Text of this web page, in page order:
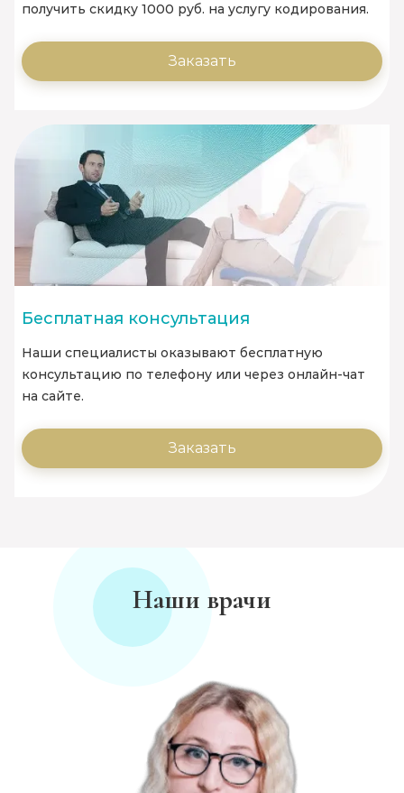
получить скидку 1000 руб. на услугу кодирования.
Заказать
Бесплатная консультация
Наши специалисты оказывают бесплатную
консультацию по телефону или через онлайн-чат
на сайте.
Заказать
Наши врачи